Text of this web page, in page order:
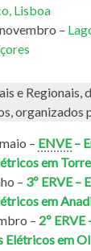
Lisboa
–
e Regionais,
organizados
– ENVE–
em
– 3º ERVE –
em
– 2ºERVE
Elétricos em